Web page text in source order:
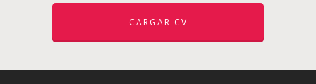
CARGAR CV